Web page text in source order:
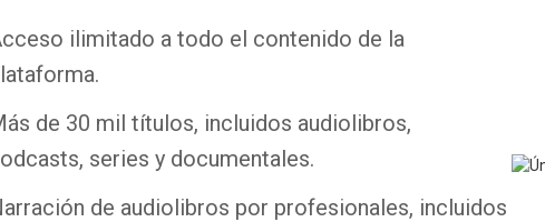
ilimitado a todo el contenido de la
de 30 mil títulos, incluidos audiolibros,
series y documentales.
de audiolibros por profesionales, incluidos